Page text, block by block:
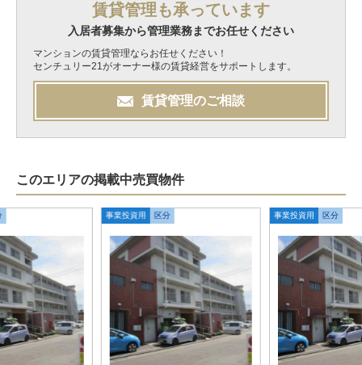
賃貸管理も承っています
入居者募集から管理業務までお任せください
マンションの賃貸管理ならお任せください！
センチュリー21がオーナー様の賃貸経営をサポートします。
賃貸管理のご相談
このエリアの掲載中売買物件
事業投資用 区分 事業投資用 区分